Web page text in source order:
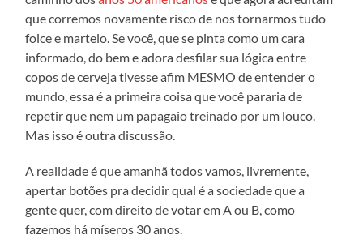
que corremos novamente risco de nos tornarmos tudo
foice e martelo. Se você, que se pinta como um cara
informado, do bem e adora desfilar sua lógica entre
copos de cerveja tivesse afim MESMO de entender o
mundo, essa é a primeira coisa que você pararia de
repetir que nem um papagaio treinado por um louco.
Mas isso é outra discussão.
A realidade é que amanhã todos vamos, livremente,
apertar botões pra decidir qual é a sociedade que a
gente quer, com direito de votar em A ou B, como
fazemos há míseros 30 anos.